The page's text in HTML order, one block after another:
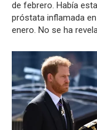
de febrero. Había
próstata inflamada
enero. No se ha